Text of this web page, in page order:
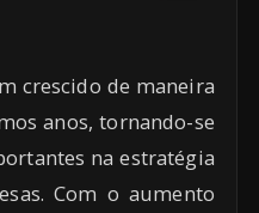
crescido de maneira
anos, tornando-se
na estratégia
Com o aumento